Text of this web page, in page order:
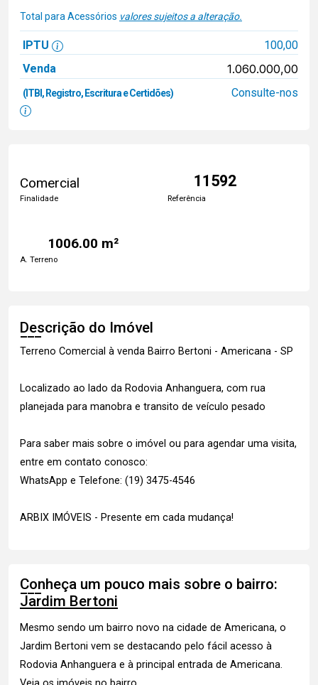
Total para Acessórios valores sujeitos a alteração.
IPTU
100,00
Venda
1.060.000,00
(ITBI, Registro, Escritura e Certidões) Consulte-nos
Comercial
Finalidade
11592
Referência
1006.00 m²
A. Terreno
Descrição do Imóvel
Terreno Comercial à venda Bairro Bertoni - Americana - SP
Localizado ao lado da Rodovia Anhanguera, com rua
planejada para manobra e transito de veículo pesado
Para saber mais sobre o imóvel ou para agendar uma visita,
entre em contato conosco:
WhatsApp e Telefone: (19) 3475-4546
ARBIX IMÓVEIS - Presente em cada mudança!
Conheça um pouco mais sobre o bairro:
Jardim Bertoni
Mesmo sendo um bairro novo na cidade de Americana, o
Jardim Bertoni vem se destacando pelo fácil acesso à
Rodovia Anhanguera e à principal entrada de Americana.